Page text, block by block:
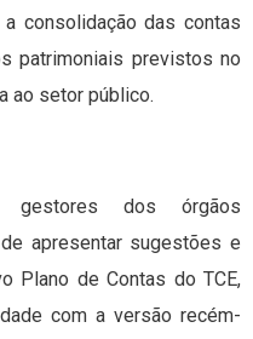
consolidação das contas
patrimoniais previstos no
ao setor público.
gestores dos órgãos
apresentar sugestões e
Plano de Contas do TCE,
com a versão recém-